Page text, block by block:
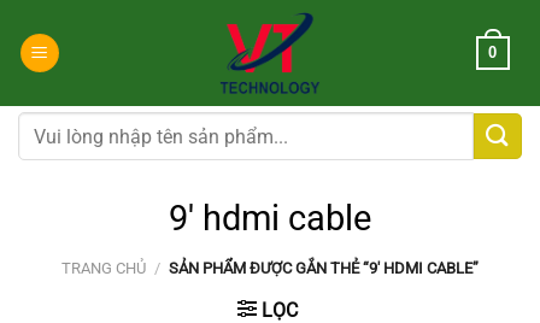
đến
dung
0
Tìm
kiếm:
9' hdmi cable
TRANG CHỦ / SẢN PHẨM ĐƯỢC GẮN THẺ “9' HDMI CABLE”
LỌC